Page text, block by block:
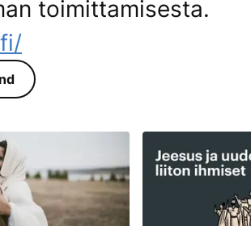
toimittamisesta.